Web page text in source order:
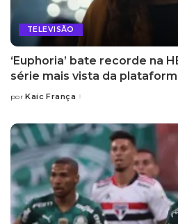
TELEVISÃO
‘Euphoria’ bate recorde na
série mais vista da
Posted
por Kaic França